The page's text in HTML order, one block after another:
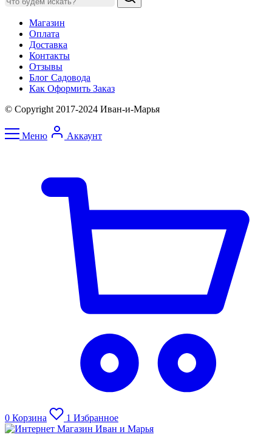
Магазин
Оплата
Доставка
Контакты
Отзывы
Блог Садовода
Как Оформить Заказ
© Copyright 2017-2024 Иван-и-Марья
Меню Аккаунт
0 Корзина 1 Избранное